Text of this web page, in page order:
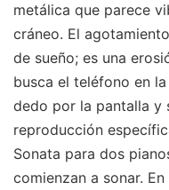
metálica que parece
cráneo. El
de sueño; es una
busca el teléfono en
dedo por la pantalla y
reproducción
Sonata para dos
comienzan a sonar.